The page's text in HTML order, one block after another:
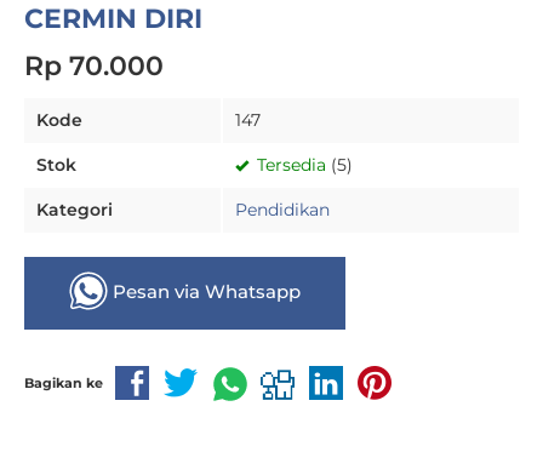
CERMIN DIRI
Rp 70.000
Kode 147
Stok Tersedia (5)
Kategori Pendidikan
Pesan via Whatsapp
Bagikan ke